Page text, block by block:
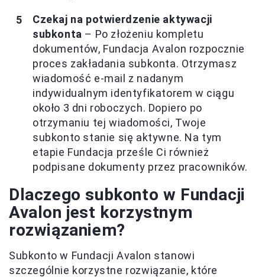
Czekaj na potwierdzenie aktywacji
subkonta – Po złożeniu kompletu
dokumentów, Fundacja Avalon rozpocznie
proces zakładania subkonta. Otrzymasz
wiadomość e-mail z nadanym
indywidualnym identyfikatorem w ciągu
około 3 dni roboczych. Dopiero po
otrzymaniu tej wiadomości, Twoje
subkonto stanie się aktywne. Na tym
etapie Fundacja prześle Ci również
podpisane dokumenty przez pracowników.
Dlaczego subkonto w Fundacji
Avalon jest korzystnym
rozwiązaniem?
Subkonto w Fundacji Avalon stanowi
szczególnie korzystne rozwiązanie, które